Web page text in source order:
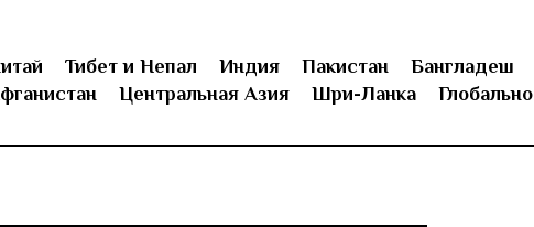
Тибет и Непал Индия Пакистан Бангладеш
Центральная Азия Шри-Ланка Глобально